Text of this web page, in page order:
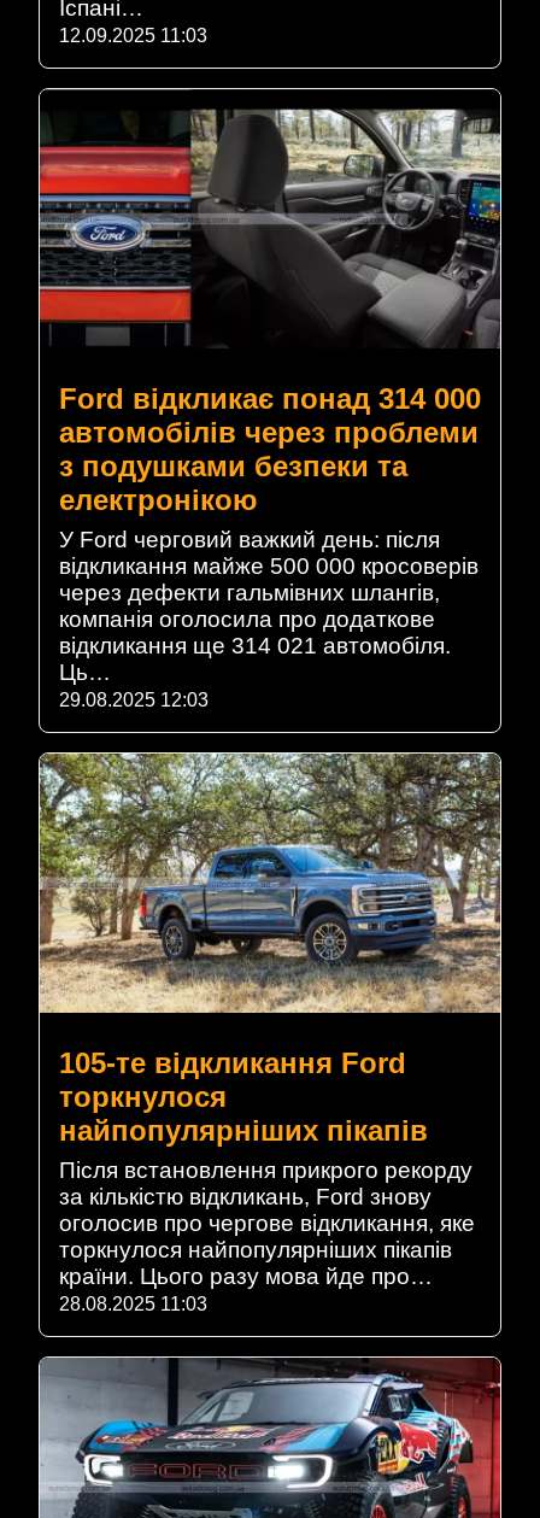
Іспані…
12.09.2025 11:03
Ford відкликає понад 314 000
автомобілів через проблеми
з подушками безпеки та
електронікою
У Ford черговий важкий день: після
відкликання майже 500 000 кросоверів
через дефекти гальмівних шлангів,
компанія оголосила про додаткове
відкликання ще 314 021 автомобіля.
Ць…
29.08.2025 12:03
105-те відкликання Ford
торкнулося
найпопулярніших пікапів
Після встановлення прикрого рекорду
за кількістю відкликань, Ford знову
оголосив про чергове відкликання, яке
торкнулося найпопулярніших пікапів
країни. Цього разу мова йде про…
28.08.2025 11:03